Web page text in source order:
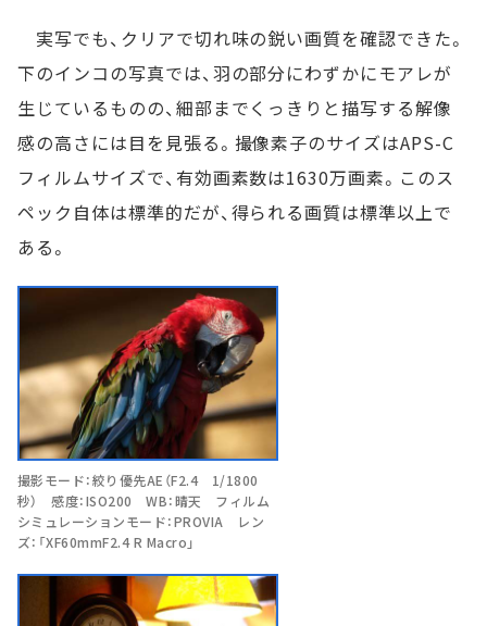
実写でも、クリアで切れ味の鋭い画質を確認できた。
下のインコの写真では、羽の部分にわずかにモアレが
生じているものの、細部までくっきりと描写する解像
感の高さには目を見張る。撮像素子のサイズはAPS-C
フィルムサイズで、有効画素数は1630万画素。このス
ペック自体は標準的だが、得られる画質は標準以上で
ある。
撮影モード：絞り優先AE（F2.4 1/1800
秒） 感度：ISO200 WB：晴天 フィルム
シミュレーションモード：PROVIA レン
ズ：「XF60mmF2.4 R Macro」